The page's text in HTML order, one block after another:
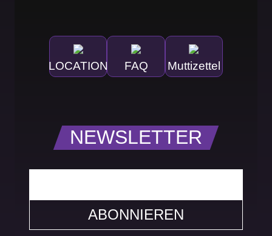
Hardrock, Soul und Southern Rock Elementen
inspiriert vom 70s Rock Sound.
https://www.facebook.com/Formosa.Band
id=100094661140368
LOCATION FAQ Muttizettel
NEWSLETTER